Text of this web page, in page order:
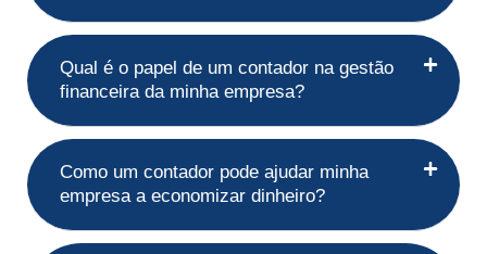
Qual é o papel de um contador na gestão
financeira da minha empresa?
Como um contador pode ajudar minha
empresa a economizar dinheiro?